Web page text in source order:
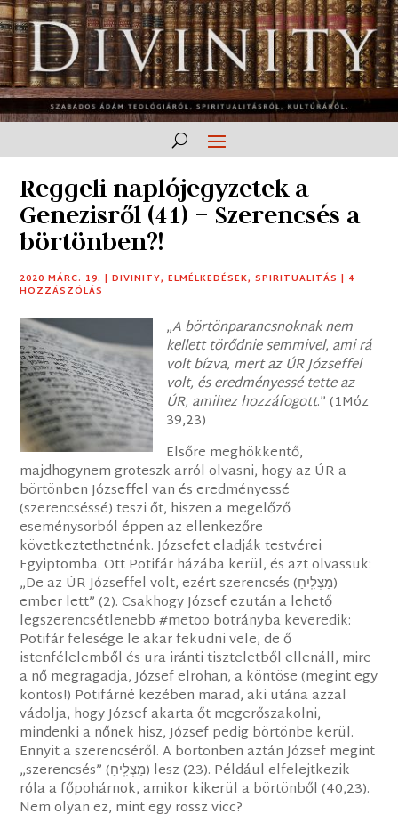
Reggeli naplójegyzetek a
Genezisről (41) – Szerencsés a
börtönben?!
2020 MÁRC. 19. |DIVINITY,ELMÉLKEDÉSEK,SPIRITUALITÁS | 4
HOZZÁSZÓLÁS
„A börtönparancsnoknak nem
kellett törődnie semmivel, ami rá
volt bízva, mert az ÚR Józseffel
volt, és eredményessé tette az
ÚR, amihez hozzáfogott.” (1Móz
39,23)
Elsőre meghökkentő,
majdhogynem groteszk arról olvasni, hogy az ÚR a
börtönben Józseffel van és eredményessé
(szerencséssé) teszi őt, hiszen a megelőző
eseménysorból éppen az ellenkezőre
következtethetnénk. Józsefet eladják testvérei
Egyiptomba. Ott Potifár házába kerül, és azt olvassuk:
„De az ÚR Józseffel volt, ezért szerencsés (מַצְלִֽיחַ)
ember lett” (2). Csakhogy József ezután a lehető
legszerencsétlenebb #metoo botrányba keveredik:
Potifár felesége le akar feküdni vele, de ő
istenfélelemből és ura iránti tiszteletből ellenáll, mire
a nő megragadja, József elrohan, a köntöse (megint egy
köntös!) Potifárné kezében marad, aki utána azzal
vádolja, hogy József akarta őt megerőszakolni,
mindenki a nőnek hisz, József pedig börtönbe kerül.
Ennyit a szerencséről. A börtönben aztán József megint
„szerencsés” (מַצְלִֽיחַ) lesz (23). Például elfelejtkezik
róla a főpohárnok, amikor kikerül a börtönből (40,23).
Nem olyan ez, mint egy rossz vicc?